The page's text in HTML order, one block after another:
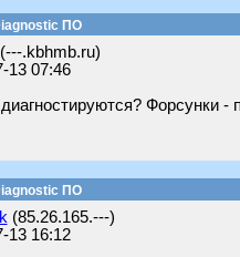
ПО
.kbhmb.ru)
13 07:46
Форсунки
ПО
(85.26.165.---)
13 16:12